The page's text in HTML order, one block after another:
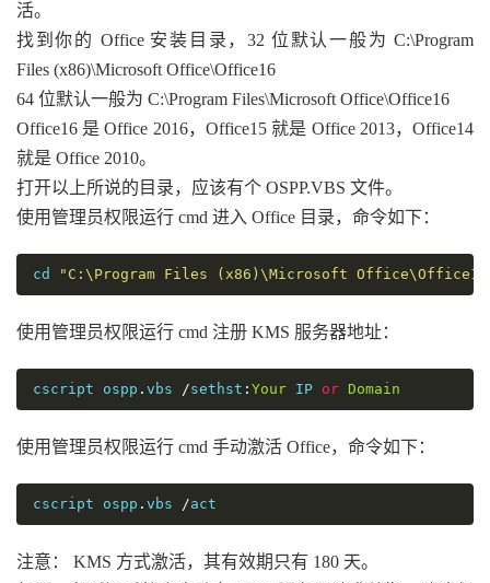
活。
找到你的 Office 安装目录，32 位默认一般为 C:\Program
Files (x86)\Microsoft Office\Office16
64 位默认一般为 C:\Program Files\Microsoft Office\Office16
Office16 是 Office 2016，Office15 就是 Office 2013，Office14
就是 Office 2010。
打开以上所说的目录，应该有个 OSPP.VBS 文件。
使用管理员权限运行 cmd 进入 Office 目录，命令如下：
cd "C:\Program Files (x86)\Microsoft
使用管理员权限运行 cmd 注册 KMS 服务器地址：
cscript ospp . vbs /sethst : Your IP or Domain
使用管理员权限运行 cmd 手动激活 Office，命令如下：
cscript ospp . vbs /act
注意： KMS 方式激活，其有效期只有 180 天。